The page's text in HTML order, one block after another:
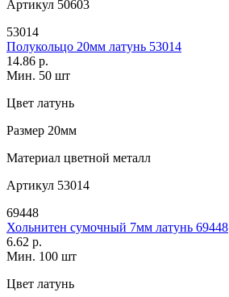
Артикул 50603
53014
Полукольцо 20мм латунь 53014
14.86 р.
Мин. 50 шт
Цвет латунь
Размер 20мм
Материал цветной металл
Артикул 53014
69448
Хольнитен сумочный 7мм латунь 69448
6.62 р.
Мин. 100 шт
Цвет латунь